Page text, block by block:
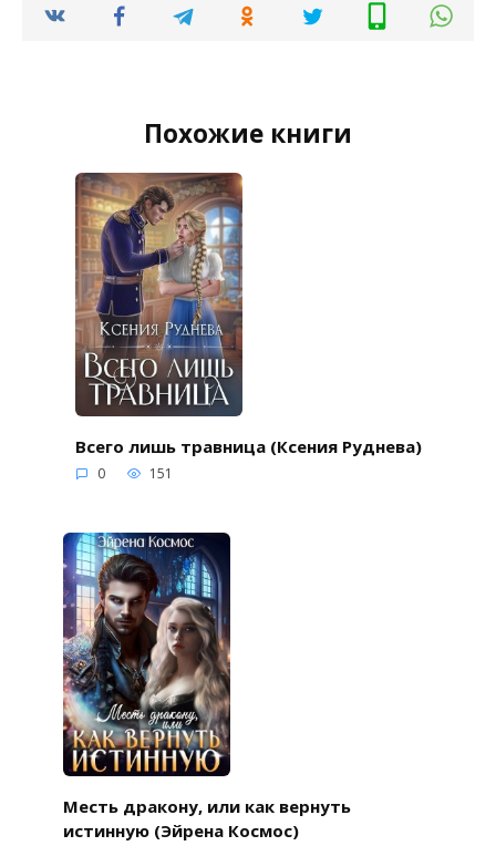
Похожие книги
Всего лишь травница (Ксения Руднева)
0 151
Месть дракону, или как вернуть
истинную (Эйрена Космос)